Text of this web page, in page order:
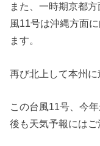
また、一時期京都
風11号は沖縄方面
ます。
再び北上して本州に
この台風11号、今
後も天気予報にはご